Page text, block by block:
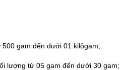
gam đến dưới 01 kilôgam;
lượng từ 05 gam đến dưới 30 gam;